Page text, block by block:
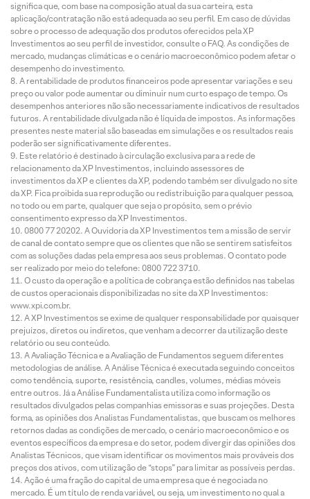
significa que, com base na composição atual da sua carteira, esta
aplicação/contratação não está adequada ao seu perfil. Em caso de dúvidas
sobre o processo de adequação dos produtos oferecidos pela XP
Investimentos ao seu perfil de investidor, consulte o FAQ. As condições de
mercado, mudanças climáticas e o cenário macroeconômico podem afetar o
desempenho do investimento.
A rentabilidade de produtos financeiros pode apresentar variações e seu
preço ou valor pode aumentar ou diminuir num curto espaço de tempo. Os
desempenhos anteriores não são necessariamente indicativos de resultados
futuros. A rentabilidade divulgada não é líquida de impostos. As informações
presentes neste material são baseadas em simulações e os resultados reais
poderão ser significativamente diferentes.
Este relatório é destinado à circulação exclusiva para a rede de
relacionamento da XP Investimentos, incluindo assessores de
investimentos da XP e clientes da XP, podendo também ser divulgado no site
da XP. Fica proibida sua reprodução ou redistribuição para qualquer pessoa,
no todo ou em parte, qualquer que seja o propósito, sem o prévio
consentimento expresso da XP Investimentos.
0800 77 20202. A Ouvidoria da XP Investimentos tem a missão de servir
de canal de contato sempre que os clientes que não se sentirem satisfeitos
com as soluções dadas pela empresa aos seus problemas. O contato pode
ser realizado por meio do telefone: 0800 722 3710.
O custo da operação e a política de cobrança estão definidos nas tabelas
de custos operacionais disponibilizadas no site da XP Investimentos:
www.xpi.com.br.
A XP Investimentos se exime de qualquer responsabilidade por quaisquer
prejuízos, diretos ou indiretos, que venham a decorrer da utilização deste
relatório ou seu conteúdo.
A Avaliação Técnica e a Avaliação de Fundamentos seguem diferentes
metodologias de análise. A Análise Técnica é executada seguindo conceitos
como tendência, suporte, resistência, candles, volumes, médias móveis
entre outros. Já a Análise Fundamentalista utiliza como informação os
resultados divulgados pelas companhias emissoras e suas projeções. Desta
forma, as opiniões dos Analistas Fundamentalistas, que buscam os melhores
retornos dadas as condições de mercado, o cenário macroeconômico e os
eventos específicos da empresa e do setor, podem divergir das opiniões dos
Analistas Técnicos, que visam identificar os movimentos mais prováveis dos
preços dos ativos, com utilização de “stops” para limitar as possíveis perdas.
Ação é uma fração do capital de uma empresa que é negociada no
mercado. É um título de renda variável, ou seja, um investimento no qual a